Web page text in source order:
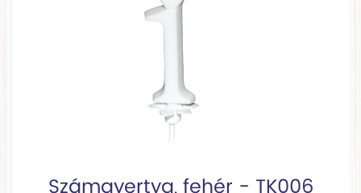
Számgyertya, fehér - TK006